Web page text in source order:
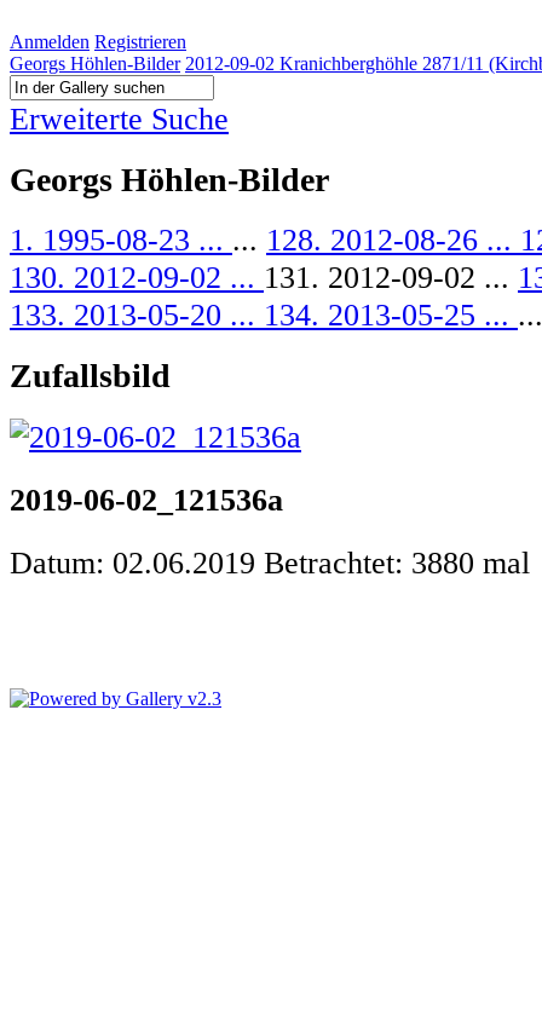
Anmelden Registrieren
Georgs Höhlen-Bilder 2012-09-02 Kranichberghöhle 2871/11
Erweiterte Suche
Georgs Höhlen-Bilder
1. 1995-08-23 ... ... 128. 2012-08-26 ...
130. 2012-09-02 ... 131. 2012-09-02 ...
133. 2013-05-20 ... 134. 2013-05-25 ... ...
Zufallsbild
2019-06-02_121536a
Datum: 02.06.2019 Betrachtet: 3880 mal